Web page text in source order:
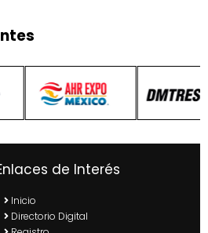
de Interés
Inicio
Directorio Digital